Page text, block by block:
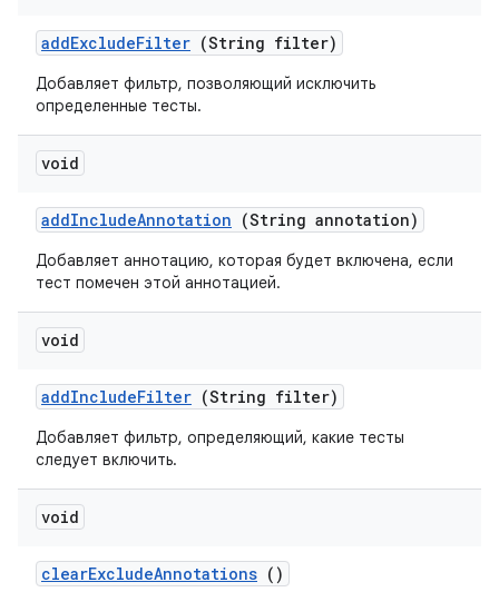
addExcludeFilter (String filter)
Добавляет фильтр, позволяющий исключить
определенные тесты.
void
addIncludeAnnotation (String annotation)
Добавляет аннотацию, которая будет включена, если
тест помечен этой аннотацией.
void
addIncludeFilter (String filter)
Добавляет фильтр, определяющий, какие тесты
следует включить.
void
clearExcludeAnnotations ()